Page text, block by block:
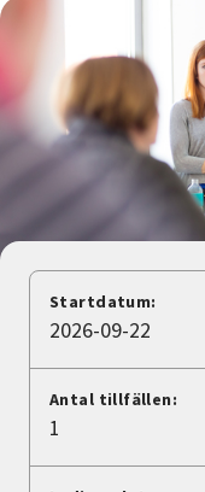
Starta studiecirkel
Cirkelledare
Nyheter
Avdelningar
Lyssna
Startdatum:
2026-09-22
Antal tillfällen:
1